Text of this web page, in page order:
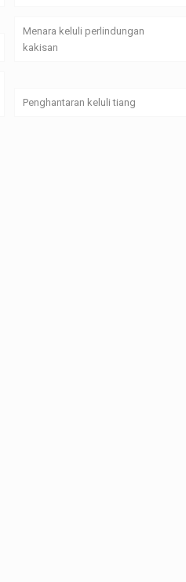
Menara keluli perlindungan
kakisan
Penghantaran keluli tiang